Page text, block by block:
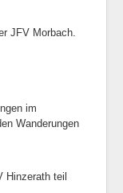
JFV Morbach.
im
Wanderungen
Hinzerath teil